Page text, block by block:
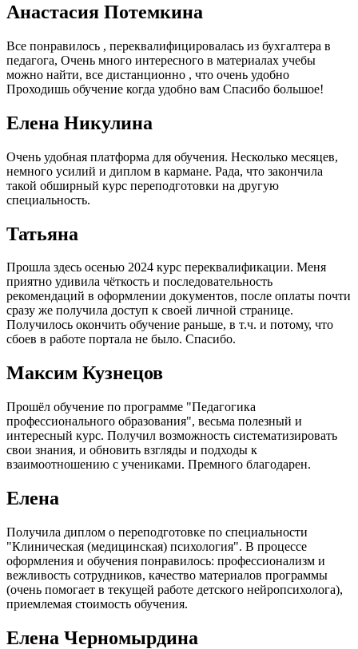
Анастасия Потемкина
Все понравилось , переквалифицировалась из бухгалтера в
педагога, Очень много интересного в материалах учебы
можно найти, все дистанционно , что очень удобно
Проходишь обучение когда удобно вам Спасибо большое!
Елена Никулина
Очень удобная платформа для обучения. Несколько месяцев,
немного усилий и диплом в кармане. Рада, что закончила
такой обширный курс переподготовки на другую
специальность.
Татьяна
Прошла здесь осенью 2024 курс переквалификации. Меня
приятно удивила чёткость и последовательность
рекомендаций в оформлении документов, после оплаты почти
сразу же получила доступ к своей личной странице.
Получилось окончить обучение раньше, в т.ч. и потому, что
сбоев в работе портала не было. Спасибо.
Максим Кузнецов
Прошёл обучение по программе "Педагогика
профессионального образования", весьма полезный и
интересный курс. Получил возможность систематизировать
свои знания, и обновить взгляды и подходы к
взаимоотношению с учениками. Премного благодарен.
Елена
Получила диплом о переподготовке по специальности
"Клиническая (медицинская) психология". В процессе
оформления и обучения понравилось: профессионализм и
вежливость сотрудников, качество материалов программы
(очень помогает в текущей работе детского нейропсихолога),
приемлемая стоимость обучения.
Елена Черномырдина